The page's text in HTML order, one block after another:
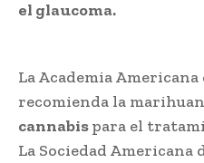
el glaucoma.
La Academia
recomienda la
cannabispara el
La Sociedad Americana